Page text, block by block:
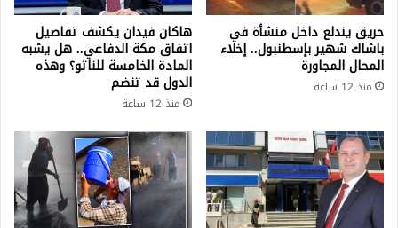
حريق يندلع داخل منشأة في
باشاك شهير بإسطنبول.. إخلاء
المحال المجاورة
منذ 12 ساعة
هاكان فيدان يكشف تفاصيل
اتفاق مكة الدفاعي.. هل يشبه
المادة الخامسة للناتو؟ وهذه
الدول قد تنضم
منذ 12 ساعة